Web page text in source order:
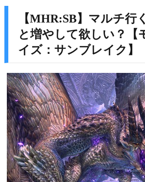
【MHR:SB】マルチ行
と増やして欲しい？【
イズ：サンブレイク】